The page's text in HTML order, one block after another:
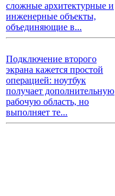
сложные архитектурные и
инженерные объекты,
объединяющие в...
Подключение второго
экрана кажется простой
операцией: ноутбук
получает дополнительную
рабочую область, но
выполняет те...